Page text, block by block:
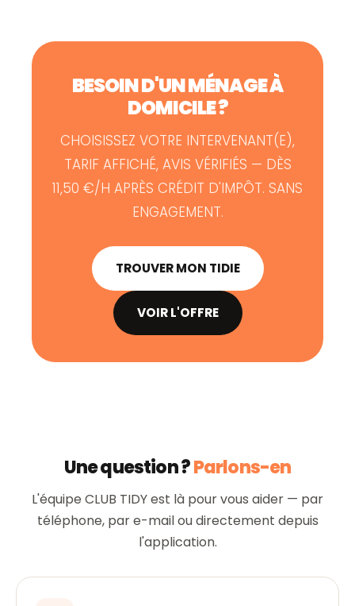
BESOIN D'UN MÉNAGE À
DOMICILE ?
CHOISISSEZ VOTRE INTERVENANT(E),
TARIF AFFICHÉ, AVIS VÉRIFIÉS — DÈS
11,50 €/H APRÈS CRÉDIT D'IMPÔT. SANS
ENGAGEMENT.
TROUVER MON TIDIE
VOIR L'OFFRE
Une question ?Parlons-en
L'équipe CLUB TIDY est là pour vous aider — par
téléphone, par e-mail ou directement depuis
l'application.